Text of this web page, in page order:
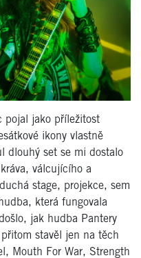
pojal jako příležitost
ikony vlastně
dlouhý set se mi dostalo
válcujícího a
stage, projekce, sem
která fungovala
jak hudba Pantery
stavěl jen na těch
Mouth For War, Strength